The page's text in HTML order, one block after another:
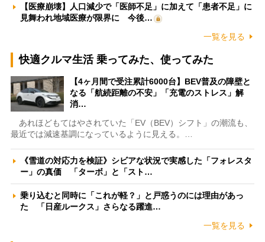
【医療崩壊】人口減少で「医師不足」に加えて「患者不足」に
見舞われ地域医療が限界に 今後…
一覧を見る
快適クルマ生活 乗ってみた、使ってみた
【4ヶ月間で受注累計6000台】BEV普及の障壁と
なる「航続距離の不安」「充電のストレス」解
消…
あれほどもてはやされていた「EV（BEV）シフト」の潮流も、
最近では減速基調になっているように見える。…
《雪道の対応力を検証》シビアな状況で実感した「フォレスタ
ー」の真価 「ターボ」と「スト…
乗り込むと同時に「これが軽？」と戸惑うのには理由があっ
た 「日産ルークス」さらなる躍進…
一覧を見る